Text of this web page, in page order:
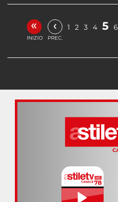
«
INIZIO
‹
PREC.
1 2 3 4 5 6